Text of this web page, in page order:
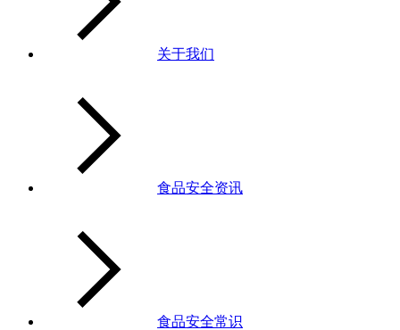
关于我们
食品安全资讯
食品安全常识